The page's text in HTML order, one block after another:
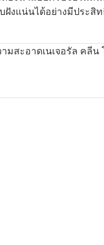
ฝังแน่นได้อย่างมีประสิ
สะอาดเนเจอรัล คลีน